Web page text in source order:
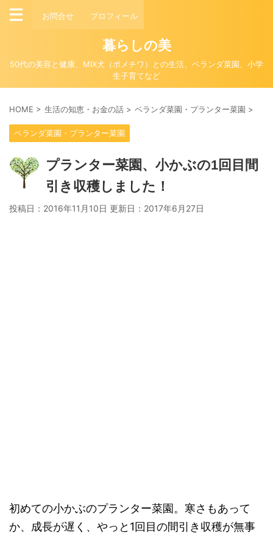
お問合せ プロフィール
暮らしの美
50代の美容と健康、MIX犬（ポメチワ）との生活、ベランダ菜園、小学
生子育てなど
HOME > 生活の知恵・お金の話 > ベランダ菜園・プランター菜園 >
ベランダ菜園・プランター菜園
プランター菜園、小かぶの1回目間
引き収穫しました！
投稿日：2016年11月10日 更新日： 2017年6月27日
初めての小かぶのプランター菜園。寒さもあって
か、成長が遅く、やっと1回目の間引き収穫が無事